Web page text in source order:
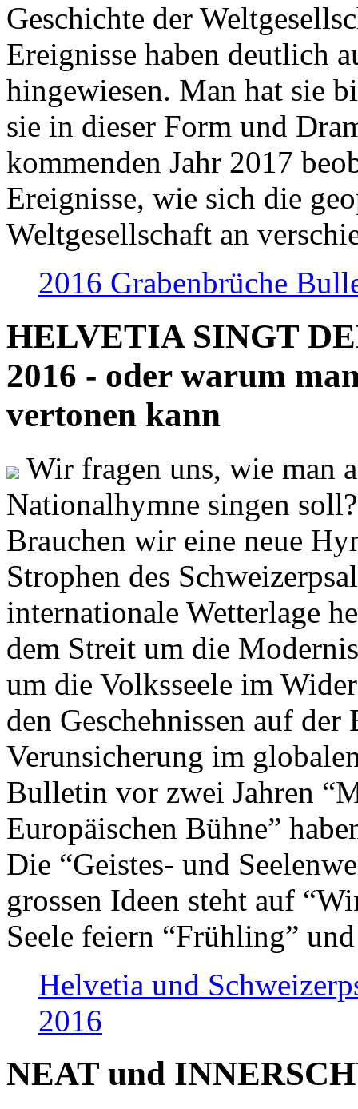
Geschichte der
Ereignisse haben deutlich
hingewiesen. Man hat sie
sie in dieser Form und
kommenden Jahr 2017
Ereignisse, wie sich die
Weltgesellschaft an
2016 Grabenbrüche
HELVETIA SINGT
2016 - oder warum
vertonen kann
Wir fragen uns, wie man
Nationalhymne singen
Brauchen wir eine neue
Strophen des
internationale Wetterlage
dem Streit um die
um die Volksseele im
den Geschehnissen auf
Verunsicherung im
Bulletin vor zwei Jahren
Europäischen Bühne”
Die “Geistes- und
grossen Ideen steht auf
Seele feiern “Frühling”
Helvetia und
2016
NEAT und